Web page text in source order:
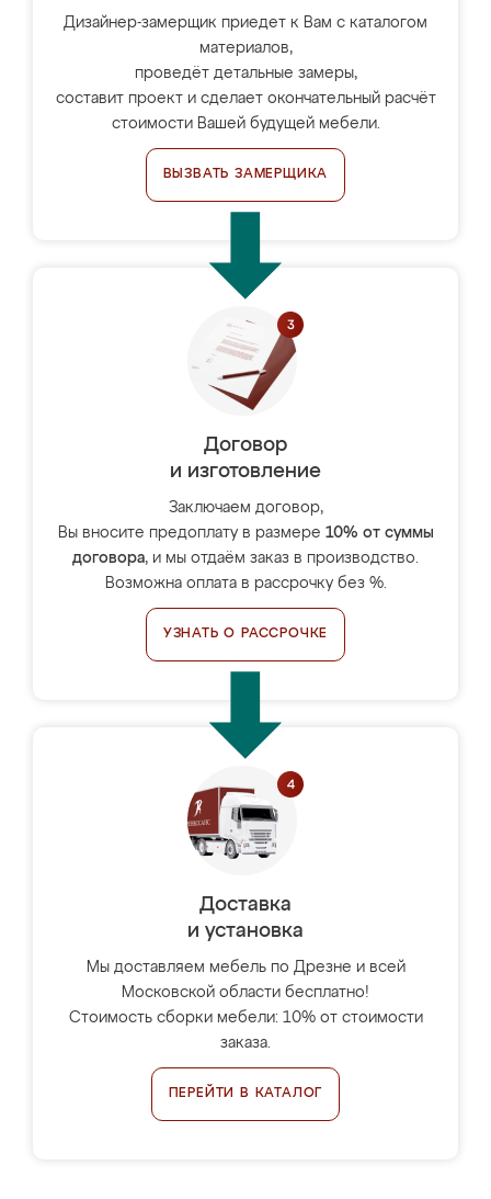
Дизайнер-замерщик приедет к Вам с каталогом
материалов,
проведёт детальные замеры,
составит проект и сделает окончательный расчёт
стоимости Вашей будущей мебели.
ВЫЗВАТЬ ЗАМЕРЩИКА
Договор
и изготовление
Заключаем договор,
Вы вносите предоплату в размере 10% от суммы
договора, и мы отдаём заказ в производство.
Возможна оплата в рассрочку без %.
УЗНАТЬ О РАССРОЧКЕ
Доставка
и установка
Мы доставляем мебель по Дрезне и всей
Московской области бесплатно!
Стоимость сборки мебели: 10% от стоимости
заказа.
ПЕРЕЙТИ В КАТАЛОГ